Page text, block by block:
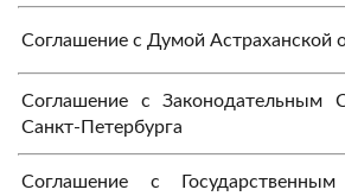
Соглашение с Думой Астраханской
Соглашение с Законодательным
Санкт-Петербурга
Соглашение с